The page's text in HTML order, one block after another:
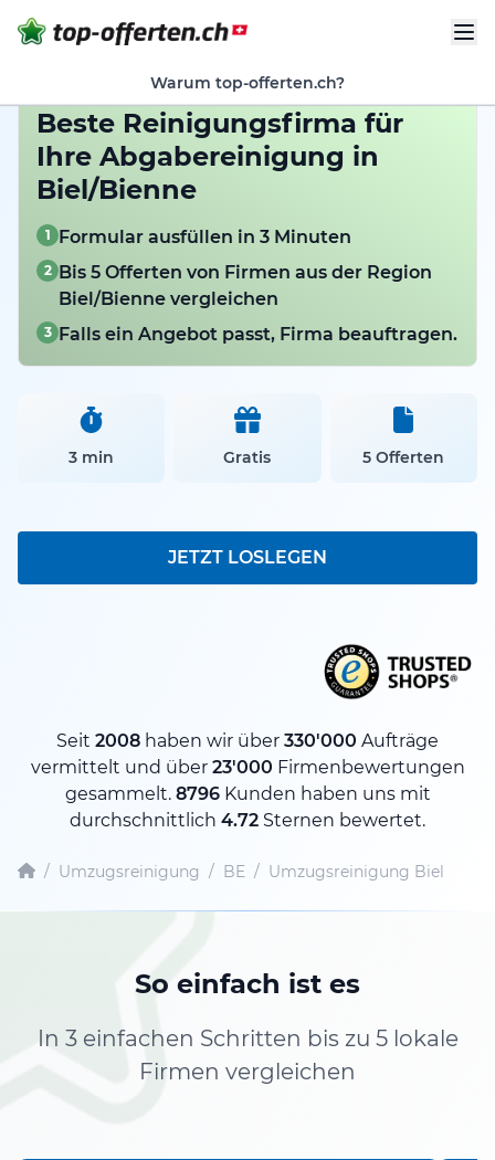
Warum top-offerten.ch?
Beste Reinigungsfirma für
Ihre Abgabereinigung in
Biel/Bienne
1 Formular ausfüllen in 3 Minuten
2 Bis 5 Offerten von Firmen aus der Region
Biel/Bienne vergleichen
3 Falls ein Angebot passt, Firma beauftragen.
3 min Gratis 5 Offerten
JETZT LOSLEGEN
Seit 2008 haben wir über 330'000 Aufträge
vermittelt und über 23'000 Firmenbewertungen
gesammelt. 8796Kunden haben uns mit
durchschnittlich 4.72 Sternen bewertet.
/ Umzugsreinigung / BE / Umzugsreinigung Biel
So einfach ist es
In 3 einfachen Schritten bis zu 5 lokale
Firmen vergleichen